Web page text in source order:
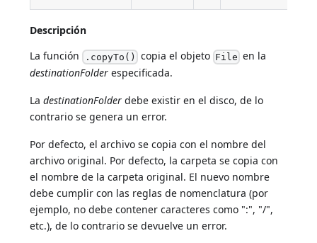
Descripción
La función .copyTo() copia el objeto File en la
destinationFolder especificada.
LadestinationFolder debe existir en el disco, de lo
contrario se genera un error.
Por defecto, el archivo se copia con el nombre del
archivo original. Por defecto, la carpeta se copia con
el nombre de la carpeta original. El nuevo nombre
debe cumplir con las reglas de nomenclatura (por
ejemplo, no debe contener caracteres como ":", "/",
etc.), de lo contrario se devuelve un error.